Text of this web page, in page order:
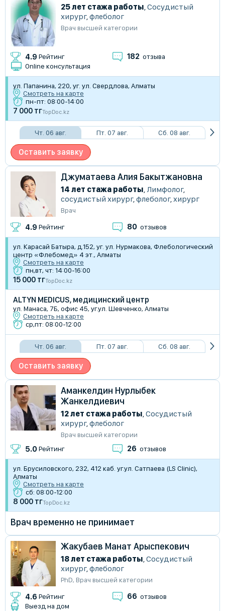
25 лет стажа работы,Сосудистый
хирург,флеболог
Врач высшей категории
4.9 Рейтинг 182 отзыва
Online консультация
ул. Папанина, 220, уг. ул. Свердлова, Алматы
Смотреть на карте
пн-пт: 08:00-14:00
7 000 тгTopDoc.kz
Чт. 06 авг. Пт. 07 авг. Сб. 08 авг.
Оставить заявку
Джуматаева Алия Бакытжановна
14 лет стажа работы,Лимфолог,
сосудистый хирург,флеболог,хирург
Врач
4.9 Рейтинг 80 отзывов
ул. Карасай Батыра, д.152, уг. ул. Нурмакова, Флебологический
центр «Флебомед» 4 эт., Алматы
Смотреть на карте
пн,вт, чт: 14:00-16:00
15 000 тгTopDoc.kz
ALTYN MEDICUS, медицинский центр
ул. Манаса, 7Б, офис 45, уг.ул. Шевченко, Алматы
Смотреть на карте
ср,пт: 08:00-12:00
Чт. 06 авг. Пт. 07 авг. Сб. 08 авг.
Оставить заявку
Аманкелдин Нурлыбек
Жанкелдиевич
12 лет стажа работы,Сосудистый
хирург,флеболог
Врач высшей категории
5.0 Рейтинг 26 отзывов
ул. Брусиловского, 232, 412 каб. уг.ул. Сатпаева (LS Clinic),
Алматы
Смотреть на карте
сб: 08:00-12:00
8 000 тгTopDoc.kz
Врач временно не принимает
Жакубаев Манат Арыспекович
18 лет стажа работы,Сосудистый
хирург,флеболог
PhD, Врач высшей категории
4.6 Рейтинг 66 отзывов
Выезд на дом